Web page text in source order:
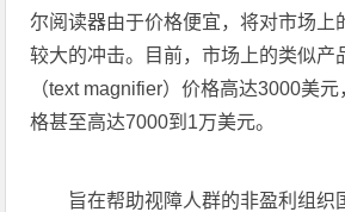
尔阅读器由于价格便宜，将对市场上
较大的冲击。目前，市场上的类似产
（text magnifier）价格高达3000美
格甚至高达7000到1万美元。
旨在帮助视障人群的非盈利组织